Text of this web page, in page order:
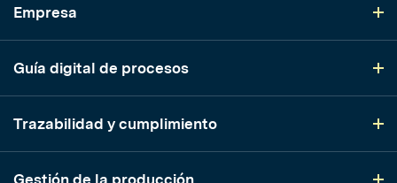
Empresa
Guía digital de procesos
Trazabilidad y cumplimiento
Gestión de la producción